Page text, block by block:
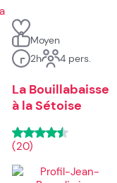
Moyen
2h
4 pers.
La Bouillabaisse
à la Sétoise
(20)